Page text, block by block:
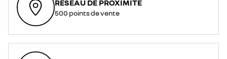
RÉSEAU DE PROXIMITÉ
500 points de vente